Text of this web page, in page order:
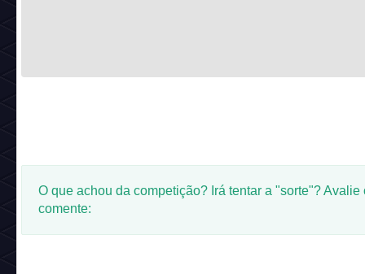
O que achou da competição? Irá tentar a "sorte"? Avalie
comente: